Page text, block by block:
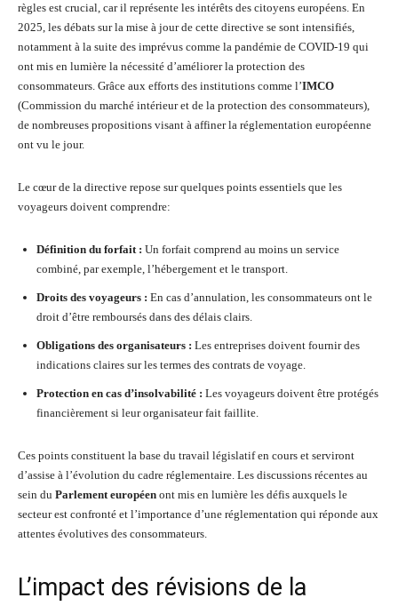
règles est crucial, car il représente les intérêts des citoyens européens. En
2025, les débats sur la mise à jour de cette directive se sont intensifiés,
notamment à la suite des imprévus comme la pandémie de COVID-19 qui
ont mis en lumière la nécessité d’améliorer la protection des
consommateurs. Grâce aux efforts des institutions comme l’IMCO
(Commission du marché intérieur et de la protection des consommateurs),
de nombreuses propositions visant à affiner la réglementation européenne
ont vu le jour.
Le cœur de la directive repose sur quelques points essentiels que les
voyageurs doivent comprendre:
Définition du forfait : Un forfait comprend au moins un service
combiné, par exemple, l’hébergement et le transport.
Droits des voyageurs : En cas d’annulation, les consommateurs ont le
droit d’être remboursés dans des délais clairs.
Obligations des organisateurs : Les entreprises doivent fournir des
indications claires sur les termes des contrats de voyage.
Protection en cas d’insolvabilité : Les voyageurs doivent être protégés
financièrement si leur organisateur fait faillite.
Ces points constituent la base du travail législatif en cours et serviront
d’assise à l’évolution du cadre réglementaire. Les discussions récentes au
sein du Parlement européen ont mis en lumière les défis auxquels le
secteur est confronté et l’importance d’une réglementation qui réponde aux
attentes évolutives des consommateurs.
L’impact des révisions de la